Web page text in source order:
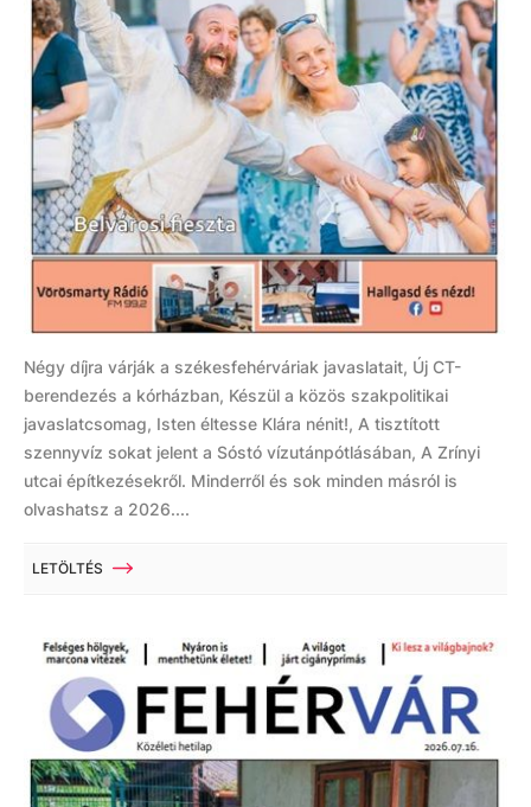
Négy díjra várják a székesfehérváriak javaslatait, Új CT-
berendezés a kórházban, Készül a közös szakpolitikai
javaslatcsomag, Isten éltesse Klára nénit!, A tisztított
szennyvíz sokat jelent a Sóstó vízutánpótlásában, A Zrínyi
utcai építkezésekről. Minderről és sok minden másról is
olvashatsz a 2026....
LETÖLTÉS